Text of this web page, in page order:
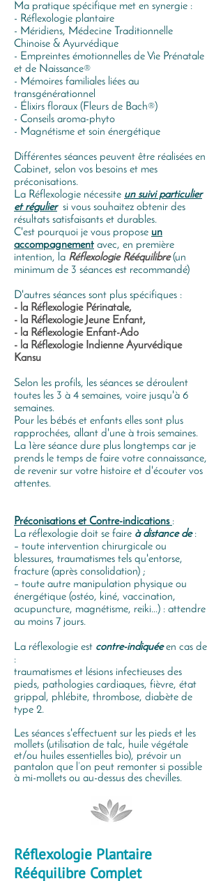
Ma pratique spécifique met en synergie :
- Réflexologie plantaire
- Méridiens, Médecine Traditionnelle
Chinoise & Ayurvédique
- Empreintes émotionnelles de Vie Prénatale
et de Naissance®
- Mémoires familiales liées au
transgénérationnel
- Élixirs floraux (Fleurs de Bach®)
- Conseils aroma-phyto
- Magnétisme et soin énergétique
Différentes séances peuvent être réalisées en
Cabinet, selon vos besoins et mes
préconisations.
La Réflexologie nécessite un suivi particulier
et régulier si vous souhaitez obtenir des
résu ltats satisfaisants et durables.
C'est pourquoi je vous propose un
accompagnement avec, en première
intention, la Réflexologie Rééquilibre(un
minimum de 3 séances est recommandé)
D'autres séances sont plus spécifiques :
- la Réflexologie Périnatale,
- la Réflexologie Jeune Enfant,
- la Réflexologie Enfant-Ado
- la Réflexologie Indienne Ayurvédique
Kansu
Selon les profils, les séances se déroulent
toutes les 3 à 4 semaines, voire jusqu'à 6
semaines.
Pour les bébés et enfants elles sont plus
rapprochées, allant d'une à trois semaines.
La 1ère séance dure plus longtemps car je
prends le temps de faire votre connaissance,
de revenir sur votre histoire et d'écouter vos
attentes.
Préconisations et Contre-indications :
La réflexologie doit se faire à distance de :
– toute intervention chirurgicale ou
blessures, traumatismes tels qu'entorse,
fracture (après consolidation) ;
– toute autre manipulation physique ou
énergétique (ostéo, kiné, vaccination,
acupuncture, magnétisme, reiki...) : attendre
au moins 7 jours.
La réflexologie est contre-indiquéeen cas de
:
traumatismes et lésions infectieuses des
pieds, pathologies cardiaques, fièvre, état
grippal, phlébite, thrombose, diabète de
type 2.
Les séances s'effectuent sur les pieds et les
mollets (utilisation de talc, huile végétale
et/ou huiles essentielles bio), prévoir un
pantalon que l’on peut remonter si possible
à mi-mollets ou au-dessus des chevilles.
Réflexologie Plantaire
Rééquilibre Complet